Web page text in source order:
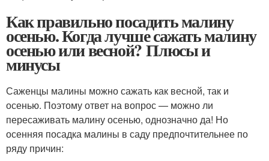
Как правильно посадить малину
осенью. Когда лучше сажать малину
осенью или весной? Плюсы и
минусы
Саженцы малины можно сажать как весной, так и
осенью. Поэтому ответ на вопрос — можно ли
пересаживать малину осенью, однозначно да! Но
осенняя посадка малины в саду предпочтительнее по
ряду причин: